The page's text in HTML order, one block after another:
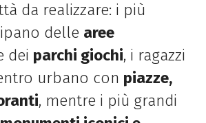
da realizzare: i più
delle aree
dei parchi giochi, i ragazzi
urbano con piazze,
, mentre i più grandi